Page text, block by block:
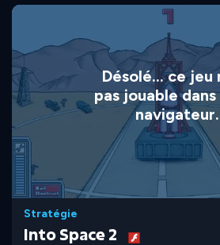
Désolé... ce jeu
pas jouable
navigateur.
Stratégie
Into Space 2